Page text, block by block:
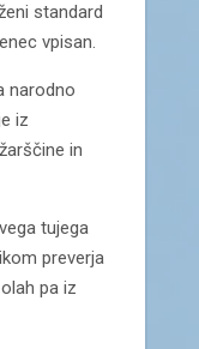
standard
vpisan.
narodno
iz
in
tujega
preverja
pa iz